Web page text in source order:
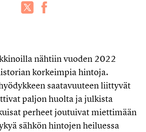
nähtiin vuoden 2022
korkeimpia hintoja.
saatavuuteen liittyvät
paljon huolta ja julkista
perheet joutuivat miettimään
sähkön hintojen heiluessa